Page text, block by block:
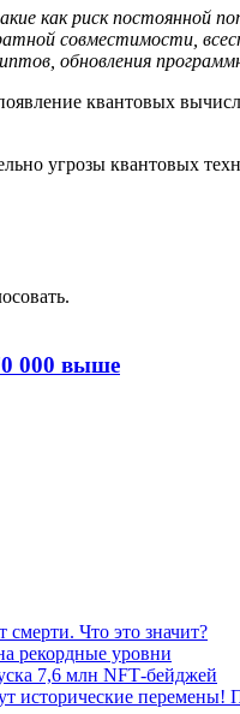
как риск постоянной
совместимости,
обновления
квантовых
угрозы квантовых
000 выше
смерти. Что это значит?
рекордные уровни
7,6 млн NFT‑бейджей
исторические